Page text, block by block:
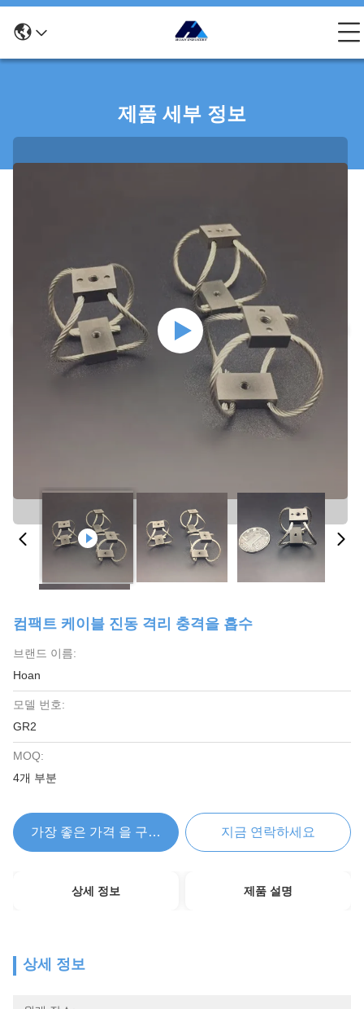
제품 세부 정보
컴팩트 케이블 진동 격리 충격을 흡수
브랜드 이름:
Hoan
모델 번호:
GR2
MOQ:
4개 부분
가장 좋은 가격 을 구하라 지금 연락하세요
상세 정보 제품 설명
상세 정보